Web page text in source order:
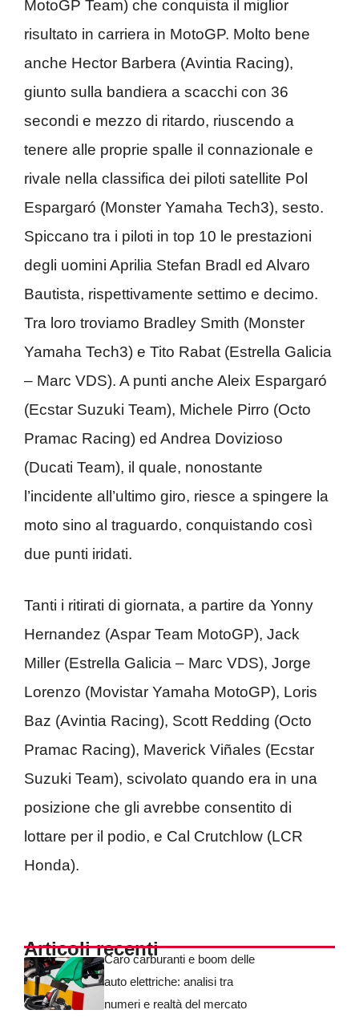
MotoGP Team) che conquista il miglior
risultato in carriera in MotoGP. Molto bene
anche Hector Barbera (Avintia Racing),
giunto sulla bandiera a scacchi con 36
secondi e mezzo di ritardo, riuscendo a
tenere alle proprie spalle il connazionale e
rivale nella classifica dei piloti satellite Pol
Espargaró (Monster Yamaha Tech3), sesto.
Spiccano tra i piloti in top 10 le prestazioni
degli uomini Aprilia Stefan Bradl ed Alvaro
Bautista, rispettivamente settimo e decimo.
Tra loro troviamo Bradley Smith (Monster
Yamaha Tech3) e Tito Rabat (Estrella Galicia
– Marc VDS). A punti anche Aleix Espargaró
(Ecstar Suzuki Team), Michele Pirro (Octo
Pramac Racing) ed Andrea Dovizioso
(Ducati Team), il quale, nonostante
l’incidente all’ultimo giro, riesce a spingere la
moto sino al traguardo, conquistando così
due punti iridati.
Tanti i ritirati di giornata, a partire da Yonny
Hernandez (Aspar Team MotoGP), Jack
Miller (Estrella Galicia – Marc VDS), Jorge
Lorenzo (Movistar Yamaha MotoGP), Loris
Baz (Avintia Racing), Scott Redding (Octo
Pramac Racing), Maverick Viñales (Ecstar
Suzuki Team), scivolato quando era in una
posizione che gli avrebbe consentito di
lottare per il podio, e Cal Crutchlow (LCR
Honda).
Articoli recentiCaro carburanti e boom delle
auto elettriche: analisi tra
numeri e realtà del mercato